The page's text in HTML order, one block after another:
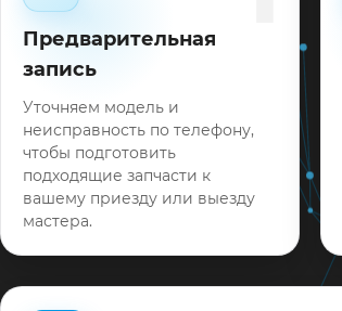
Предварительная
запись
Уточняем модель и
неисправность по телефону,
чтобы подготовить
подходящие запчасти к
вашему приезду или выезду
мастера.